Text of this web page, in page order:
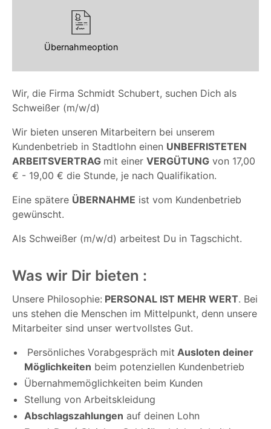
Wir, die Firma Schmidt Schubert, suchen Dich als
Schweißer (m/w/d)
Wir bieten unseren Mitarbeitern bei unserem
Kundenbetrieb in Stadtlohn einen UNBEFRISTETEN
ARBEITSVERTRAG mit einer VERGÜTUNG von 17,00
€ - 19,00 € die Stunde, je nach Qualifikation.
Eine spätere ÜBERNAHME ist vom Kundenbetrieb
gewünscht.
Als Schweißer (m/w/d) arbeitest Du in Tagschicht.
Was wir Dir bieten :
Unsere Philosophie: PERSONAL IST MEHR WERT. Bei
uns stehen die Menschen im Mittelpunkt, denn unsere
Mitarbeiter sind unser wertvollstes Gut.
Persönliches Vorabgespräch mit Ausloten deiner
Möglichkeiten beim potenziellen Kundenbetrieb
Übernahmemöglichkeiten beim Kunden
Stellung von Arbeitskleidung
Abschlagszahlungen auf deinen Lohn
Übernahmeoption